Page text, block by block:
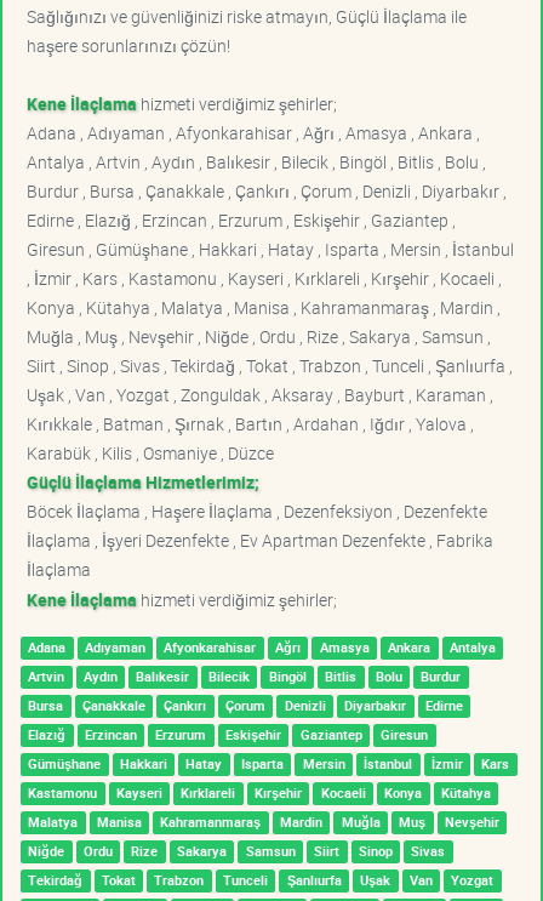
Sağlığınızı ve güvenliğinizi riske atmayın, Güçlü İlaçlama ile
haşere sorunlarınızı çözün!
Kene İlaçlama hizmeti verdiğimiz şehirler;
Adana , Adıyaman , Afyonkarahisar , Ağrı , Amasya , Ankara ,
Antalya , Artvin , Aydın , Balıkesir , Bilecik , Bingöl , Bitlis , Bolu ,
Burdur , Bursa , Çanakkale , Çankırı , Çorum , Denizli , Diyarbakır ,
Edirne , Elazığ , Erzincan , Erzurum , Eskişehir , Gaziantep ,
Giresun , Gümüşhane , Hakkari , Hatay , Isparta , Mersin , İstanbul
, İzmir , Kars , Kastamonu , Kayseri , Kırklareli , Kırşehir , Kocaeli ,
Konya , Kütahya , Malatya , Manisa , Kahramanmaraş , Mardin ,
Muğla , Muş , Nevşehir , Niğde , Ordu , Rize , Sakarya , Samsun ,
Siirt , Sinop , Sivas , Tekirdağ , Tokat , Trabzon , Tunceli , Şanlıurfa ,
Uşak , Van , Yozgat , Zonguldak , Aksaray , Bayburt , Karaman ,
Kırıkkale , Batman , Şırnak , Bartın , Ardahan , Iğdır , Yalova ,
Karabük , Kilis , Osmaniye , Düzce
Güçlü İlaçlama Hizmetlerimiz;
Böcek İlaçlama , Haşere İlaçlama , Dezenfeksiyon , Dezenfekte
İlaçlama , İşyeri Dezenfekte , Ev Apartman Dezenfekte , Fabrika
İlaçlama
Kene İlaçlama hizmeti verdiğimiz şehirler;
Adana Adıyaman Afyonkarahisar Ağrı Amasya Ankara
Antalya
Artvin
Aydın Balıkesir Bilecik Bingöl Bitlis Bolu
Burdur
Bursa
Çanakkale Çankırı Çorum Denizli Diyarbakır
Edirne
Elazığ
Erzincan Erzurum Eskişehir Gaziantep
Giresun
Gümüşhane
Hakkari Hatay Isparta Mersin İstanbul İzmir
Kars
Kastamonu
Kayseri Kırklareli Kırşehir Kocaeli Konya
Kütahya
Malatya
Manisa Kahramanmaraş Mardin Muğla Muş
Nevşehir
Niğde
Ordu Rize Sakarya Samsun Siirt Sinop
Sivas
Tekirdağ
Tokat Trabzon Tunceli Şanlıurfa Uşak Van
Yozgat